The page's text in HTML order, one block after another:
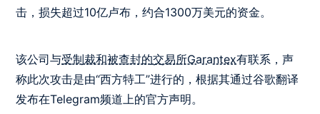
击，损失超过10亿卢布，约合1300万美元的资金。
该公司与受制裁和被查封的交易所Garantex有联系，声
称此次攻击是由“西方特工”进行的，根据其通过谷歌翻译
发布在Telegram频道上的官方声明。